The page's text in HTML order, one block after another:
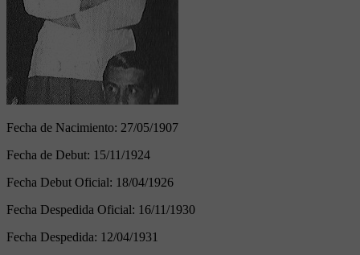
Fecha de Nacimiento: 27/05/1907
Fecha de Debut: 15/11/1924
Fecha Debut Oficial: 18/04/1926
Fecha Despedida Oficial: 16/11/1930
Fecha Despedida: 12/04/1931